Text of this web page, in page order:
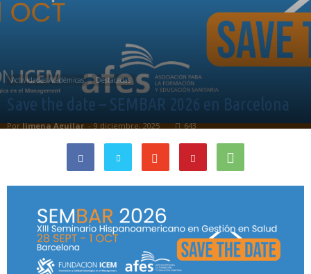
Actividades Académicas Destacadas
Save the date – SEMBAR 2026 en Barcelona
PorJimena Aguilar - 9 diciembre, 2025 643